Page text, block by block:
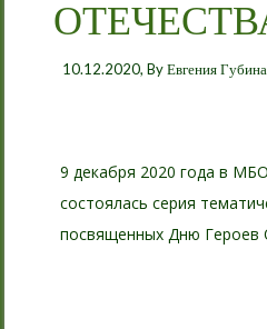
10.12.2020, ByЕвгения Губина
9 декабря 2020 года в
состоялась серия
посвященных Дню Героев